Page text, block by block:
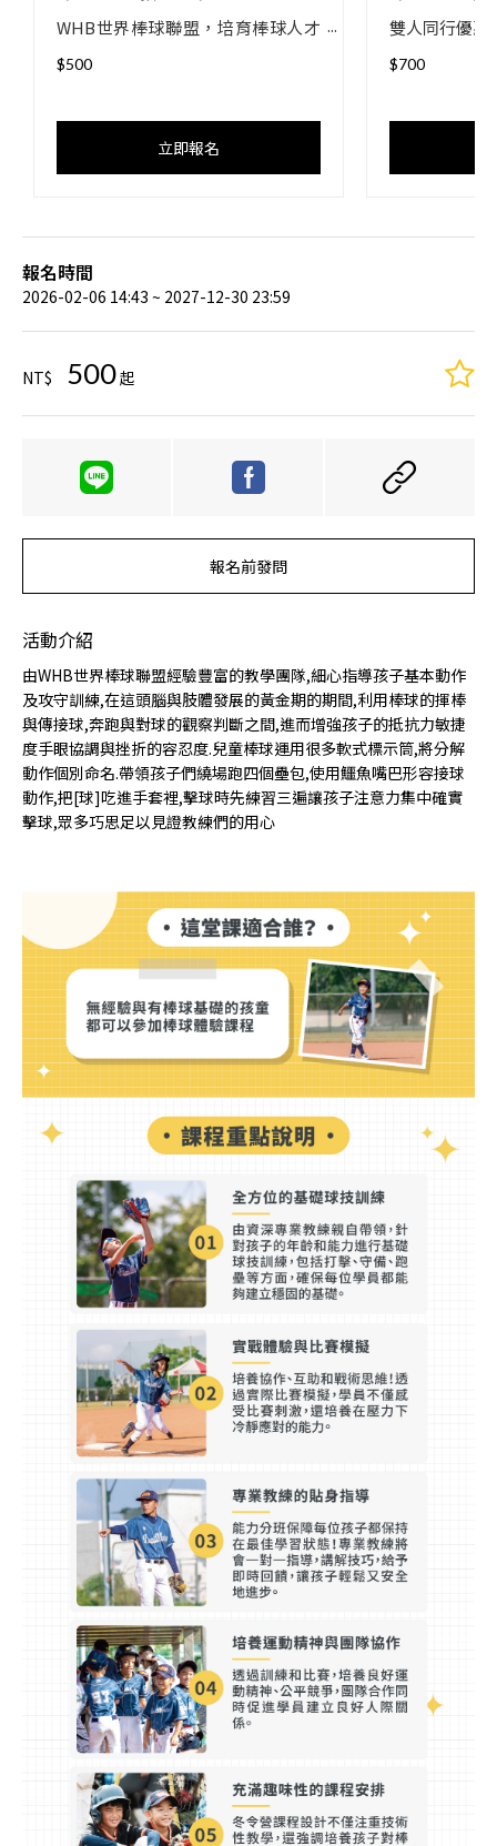
WHB世界棒球聯盟，培育棒球人才
不遺餘力，專門招收4~16歲的小朋
友，男女不拘，不需要任何球隊經
練，由擁有合格執照的教練細心指
調度和判斷力，有助於專注力的提
升。另外，孩子也可以在訓練中學
習互助合作的精神和團隊默契。 我
起創造美好的童年回憶。體驗課程
$500
立即報名
雙人同行優惠
$700
報名時間
2026-02-06 14:43 ~ 2027-12-30 23:59
NT$ 500起
報名前發問
活動介紹
由WHB世界棒球聯盟經驗豐富的教學團隊,細心指導孩子基本動作
及攻守訓練,在這頭腦與肢體發展的黃金期的期間,利用棒球的揮棒
與傳接球,奔跑與對球的觀察判斷之間,進而增強孩子的抵抗力敏捷
度手眼協調與挫折的容忍度.兒童棒球運用很多軟式標示筒,將分解
動作個別命名.帶領孩子們繞場跑四個壘包,使用鱷魚嘴巴形容接球
動作,把[球]吃進手套裡,擊球時先練習三遍讓孩子注意力集中確實
擊球,眾多巧思足以見證教練們的用心